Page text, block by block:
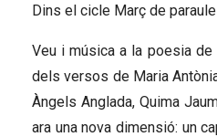
Dins el cicle Març de
Veu i música a la poesia
dels versos de Maria
Àngels Anglada, Quima
ara una nova dimensió: un